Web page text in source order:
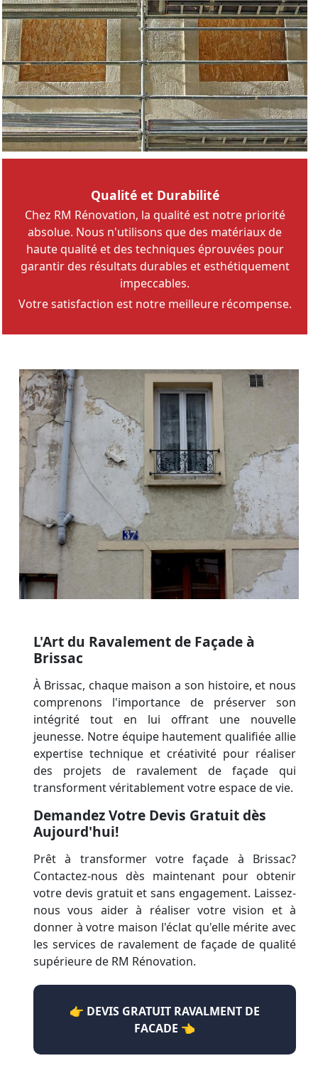
Qualité et Durabilité
Chez RM Rénovation, la qualité est notre priorité
absolue. Nous n'utilisons que des matériaux de
haute qualité et des techniques éprouvées pour
garantir des résultats durables et esthétiquement
impeccables.
Votre satisfaction est notre meilleure récompense.
L'Art du Ravalement de Façade à
Brissac
À Brissac, chaque maison a son histoire, et nous
comprenons l'importance de préserver son
intégrité tout en lui offrant une nouvelle
jeunesse. Notre équipe hautement qualifiée allie
expertise technique et créativité pour réaliser
des projets de ravalement de façade qui
transforment véritablement votre espace de vie.
Demandez Votre Devis Gratuit dès
Aujourd'hui!
Prêt à transformer votre façade à Brissac?
Contactez-nous dès maintenant pour obtenir
votre devis gratuit et sans engagement. Laissez-
nous vous aider à réaliser votre vision et à
donner à votre maison l'éclat qu'elle mérite avec
les services de ravalement de façade de qualité
supérieure de RM Rénovation.
👉 DEVIS GRATUIT RAVALMENT DE
FACADE 👈